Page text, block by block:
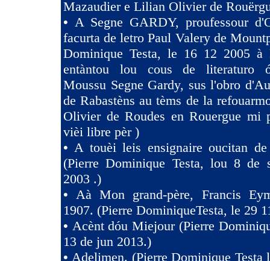
Mazaudier e Lilian Olivier de
• A Segne GARDY, proufessour
facurta de letro Paul Valery de
Dominique Testa, le 16 12 2005 à
entàntou lou cous de literaturo
Moussu Segne Gardy, sus l'obro
de Rabastèns au tèms de la
Olivier de Roudes en Rouergue mi
vièi libre pèr )
•A touèi leis ensignaire oucitan
(Pierre Dominique Testa, lou 8 de
2003 .)
•Aà Mon grand-père, Francis
1907. (Pierre DominiqueTesta, le 29
• Acènt dóu Miejour (Pierre
13 de jun 2013.)
•Adelimen. (Pierre Dominique Testa